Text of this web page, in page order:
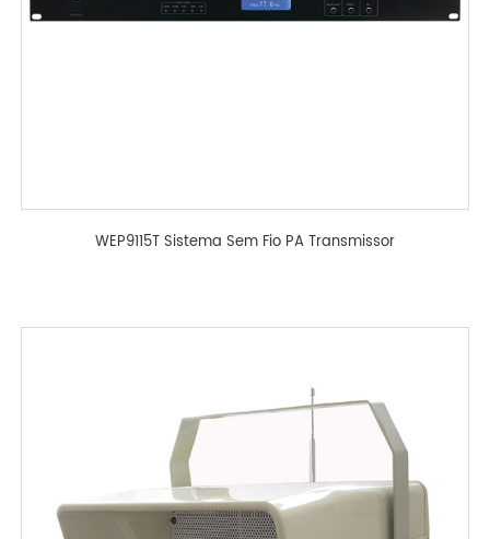
WEP9115T Sistema Sem Fio PA Transmissor